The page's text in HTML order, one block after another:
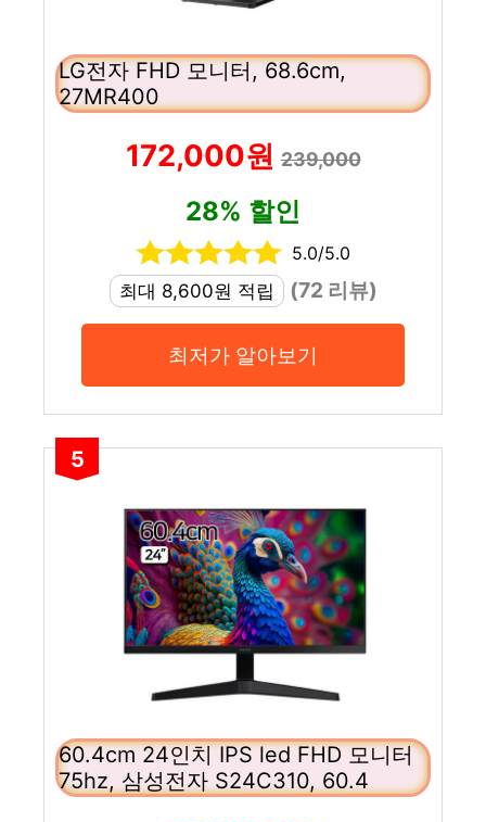
LG전자 FHD 모니터, 68.6cm,
27MR400
172,000원239,000
28% 할인
5.0/5.0
최대 8,600원 적립
(72 리뷰)
최저가 알아보기
5
60.4cm 24인치 IPS led FHD 모니터
75hz, 삼성전자 S24C310, 60.4